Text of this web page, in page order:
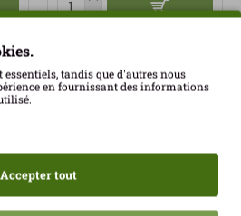
essentiels, tandis que d'autres nous
en fournissant des informations
Accepter tout